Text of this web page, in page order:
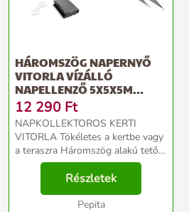
HÁROMSZÖG NAPERNYŐ
VITORLA VÍZÁLLÓ
NAPELLENZŐ 5X5X5M
MODERNHOME - SZÜRKE
12 290 Ft
NAPKOLLEKTOROS KERTI
VITORLA Tökéletes a kertbe vagy
a teraszra Háromszög alakú tető ,
méretei 5x5x5m Nagy árnyékos
területet hoz létre és biztosítja a
levegő keringését Vízálló
poliészter anyag 18...
Részletek
Pepita